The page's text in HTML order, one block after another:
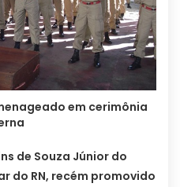
em cerimônia
de Souza Júnior do
do RN, recém promovido